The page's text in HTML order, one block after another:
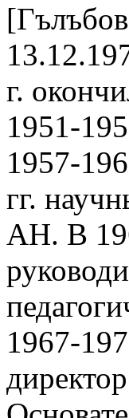
г.
1951-
1957-
гг.
АН. В
1967-